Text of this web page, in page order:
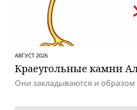
АВГУСТ 2026
Краеугольные камни
Они закладываются и